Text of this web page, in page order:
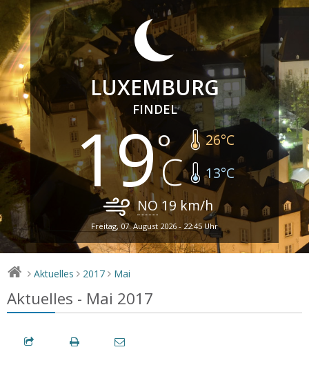
LUXEMBURG
FINDEL
19 26°C
13°C
NO 19 km/h
Freitag, 07. August 2026 - 22:45 Uhr
> Aktuelles > 2017 > Mai
Aktuelles - Mai 2017